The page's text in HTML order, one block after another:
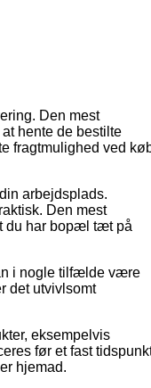
Den mest
hente de bestilte
fragtmulighed ved
arbejdsplads.
Den mest
du har bopæl tæt på
i nogle tilfælde være
det utvivlsomt
eksempelvis
før et fast
hjemad.